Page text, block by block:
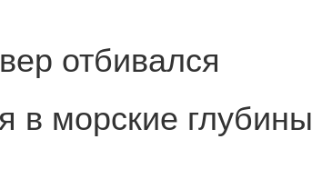
отбивался
в морские глубины